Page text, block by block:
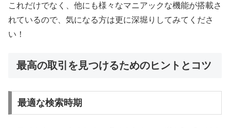
これだけでなく、他にも様々なマニアックな機能が搭載さ
れているので、気になる方は更に深堀りしてみてくださ
い！
最高の取引を見つけるためのヒントとコツ
最適な検索時期